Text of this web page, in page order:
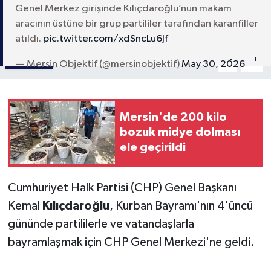
Genel Merkez girişinde Kılıçdaroğlu’nun makam
aracının üstüne bir grup partililer tarafından karanfiller
atıldı. pic.twitter.com/xdSncLu6Jf
— Mersin Objektif (@mersinobjektif)May 30, 2026
Paylaş A- +
Mersin'de 200 kilo
bozuk midye dolması
ele geçirildi
Cumhuriyet Halk Partisi (CHP) Genel Başkanı
Kemal
Kılıçdaroğlu, Kurban Bayramı'nın 4'üncü
gününde partililerle ve vatandaşlarla
bayramlaşmak için CHP Genel Merkezi'ne geldi.